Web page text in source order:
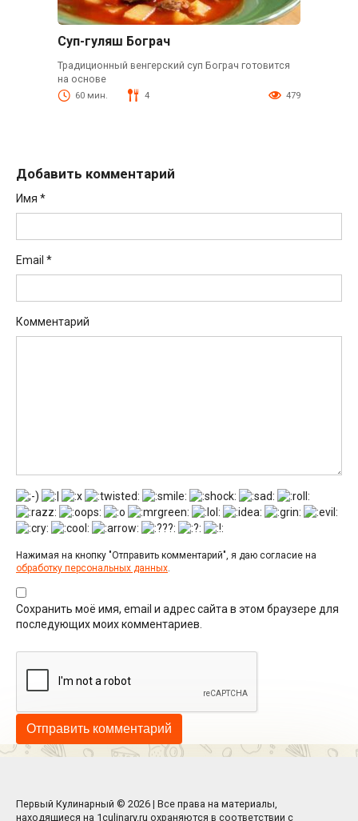
Суп-гуляш Бограч
Традиционный венгерский суп Бограч готовится
на основе
60 мин. 4 479
Добавить комментарий
Имя *
Email *
Комментарий
Нажимая на кнопку "Отправить комментарий", я даю согласие на
обработку персональных данных
Сохранить моё имя, email и адрес сайта в этом браузере для
последующих моих комментариев.
Первый Кулинарный © 2026 | Все права на материалы,
находящиеся на 1culinary.ru охраняются в соответствии с